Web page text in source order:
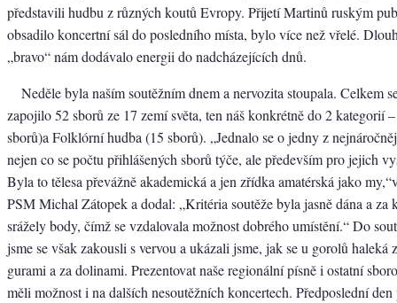
představili hudbu z různých koutů Evropy. Přijetí Martinů ruským
obsadilo koncertní sál do posledního místa, bylo více než vřelé.
„bravo“ nám dodávalo energii do nadcházejících dnů.
Neděle byla naším soutěžním dnem a nervozita stoupala. Celkem
zapojilo 52 sborů ze 17 zemí světa, ten náš konkrétně do 2 kategorií
sborů)a Folklórní hudba (15 sborů). „Jednalo se o jedny z
nejen co se počtu přihlášených sborů týče, ale především pro jejich
Byla to tělesa převážně akademická a jen zřídka amatérská jako
PSM Michal Zátopek a dodal: „Kritéria soutěže byla jasně dána a za
srážely body, čímž se vzdalovala možnost dobrého umístění.“ Do
jsme se však zakousli s vervou a ukázali jsme, jak se u gorolů haleká
gurami a za dolinami. Prezentovat naše regionální písně i ostatní
měli možnost i na dalších nesoutěžních koncertech. Předposlední